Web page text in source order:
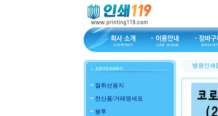
절취선용지
전산폼/거래명세표
봉투
병원인쇄